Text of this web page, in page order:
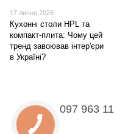
17 липня 2026
Кухонні столи HPL та
компакт-плита: Чому цей
тренд завоював інтер'єри
в Україні?
097 963